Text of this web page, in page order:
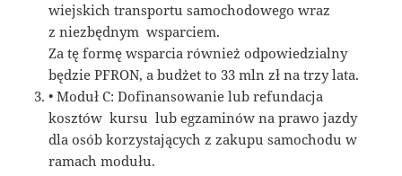
wiejskich transportu samochodowego wraz
z niezbędnym wsparciem.
Za tę formę wsparcia również odpowiedzialny
będzie PFRON, a budżet to 33 mln zł na trzy lata.
• Moduł C: Dofinansowanie lub refundacja
kosztów kursu lub egzaminów na prawo jazdy
dla osób korzystających z zakupu samochodu w
ramach modułu.